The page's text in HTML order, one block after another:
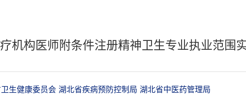
机构医师附条件注册精神卫生专业执业范围
生健康委员会 湖北省疾病预防控制局 湖北省中医药管理局